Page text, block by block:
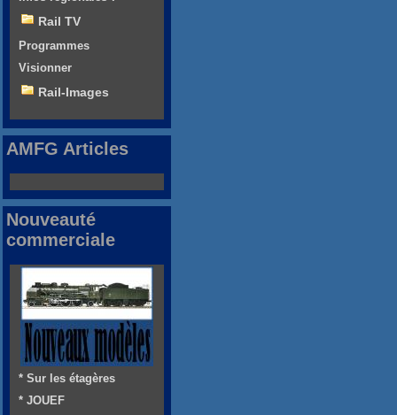
Rail TV
Programmes
Visionner
Rail-Images
AMFG Articles
Nouveauté
commerciale
* Sur les étagères
* JOUEF